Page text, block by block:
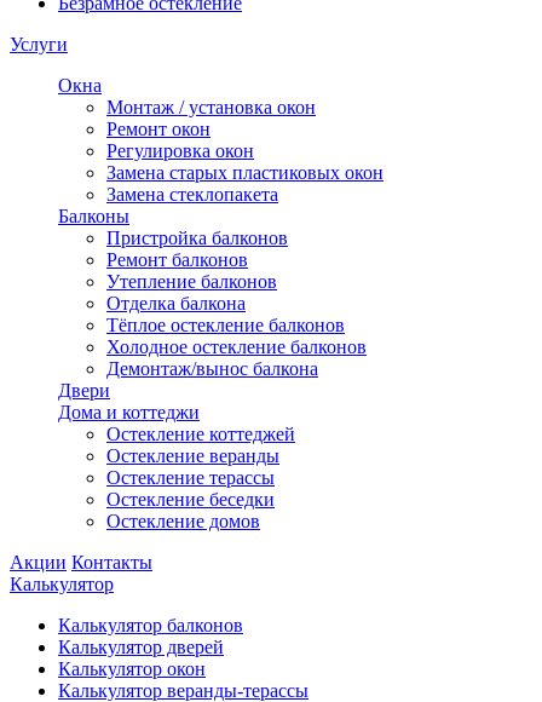
Услуги
Окна
Монтаж / установка окон
Ремонт окон
Регулировка окон
Замена старых пластиковых окон
Замена стеклопакета
Балконы
Пристройка балконов
Ремонт балконов
Утепление балконов
Отделка балкона
Тёплое остекление балконов
Холодное остекление балконов
Демонтаж/вынос балкона
Двери
Дома и коттеджи
Остекление коттеджей
Остекление веранды
Остекление терассы
Остекление беседки
Остекление домов
Акции Контакты
Калькулятор
Калькулятор балконов
Калькулятор дверей
Калькулятор окон
Калькулятор веранды-терассы